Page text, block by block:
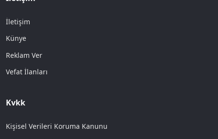
İletişim
Künye
Reklam Ver
Vefat İlanları
Kvkk
Kişisel Verileri Koruma Kanunu